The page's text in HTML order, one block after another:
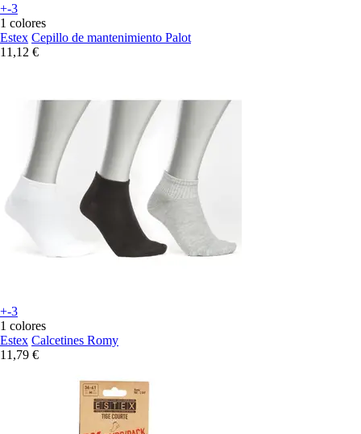
+-3
1 colores
Estex Cepillo de mantenimiento Palot
11,12 €
+-3
1 colores
Estex Calcetines Romy
11,79 €